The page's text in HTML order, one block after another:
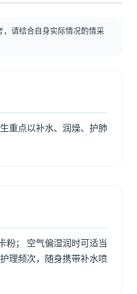
请结合自身实际情况酌情采
重点以补水、润燥、护肺
粉； 空气偏湿润时可适当
理频次，随身携带补水喷